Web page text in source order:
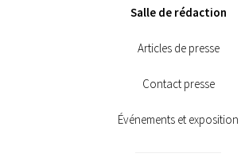
Salle de rédaction
Articles de presse
Contact presse
Événements et exposition